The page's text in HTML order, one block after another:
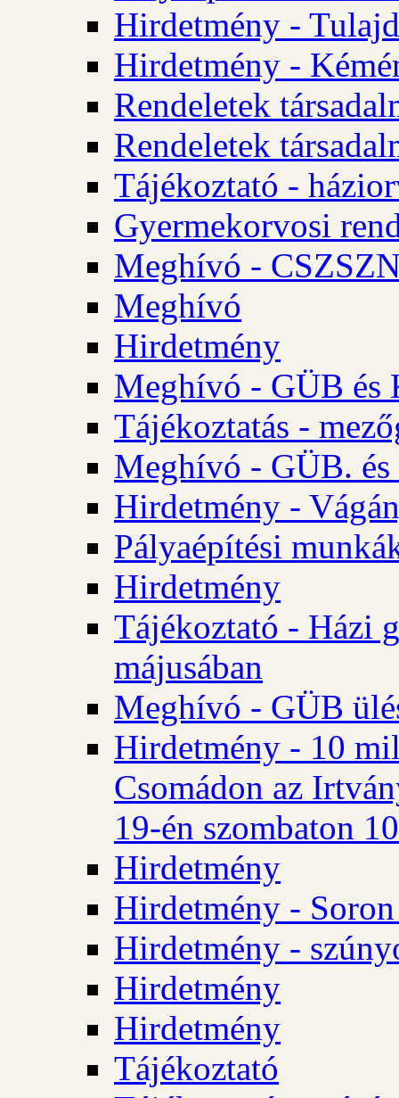
Hirdetmény -
Hirdetmény -
Rendeletek
Rendeletek
Tájékoztató -
Gyermekorvosi
Meghívó -
Meghívó
Hirdetmény
Meghívó - GÜB és
Tájékoztatás -
Meghívó - GÜB.
Hirdetmény -
Pályaépítési
Hirdetmény
Tájékoztató - Házi
májusában
Meghívó - GÜB
Hirdetmény - 10
Csomádon az
19-én szombaton
Hirdetmény
Hirdetmény -
Hirdetmény -
Hirdetmény
Hirdetmény
Tájékoztató